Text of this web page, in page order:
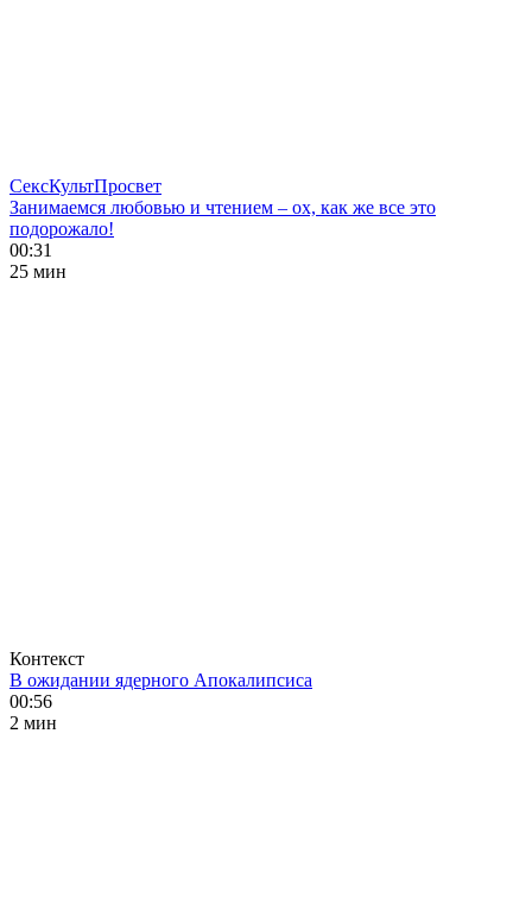
СексКультПросвет
Занимаемся любовью и чтением – ох, как же все это
подорожало!
00:31
25 мин
Контекст
В ожидании ядерного Апокалипсиса
00:56
2 мин